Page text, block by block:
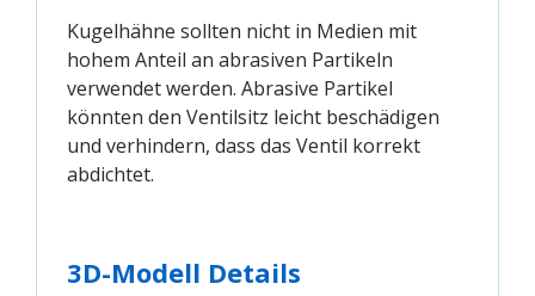
Kugelhähne sollten nicht in Medien mit
hohem Anteil an abrasiven Partikeln
verwendet werden. Abrasive Partikel
könnten den Ventilsitz leicht beschädigen
und verhindern, dass das Ventil korrekt
abdichtet.
3D-Modell Details